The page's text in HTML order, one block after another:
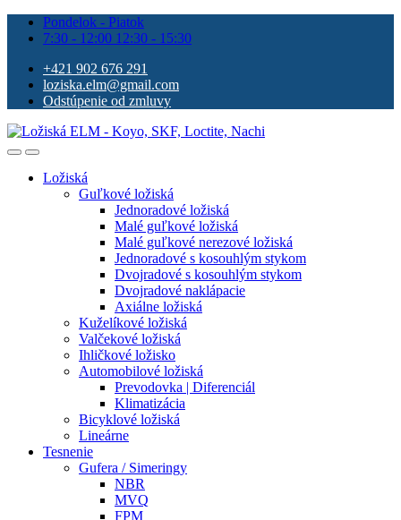
Pondelok - Piatok
7:30 - 12:00 12:30 - 15:30
+421 902 676 291
loziska.elm@gmail.com
Odstúpenie od zmluvy
Ložiská
Guľkové ložiská
Jednoradové ložiská
Malé guľkové ložiská
Malé guľkové nerezové ložiská
Jednoradové s kosouhlým stykom
Dvojradové s kosouhlým stykom
Dvojradové naklápacie
Axiálne ložiská
Kuželíkové ložiská
Valčekové ložiská
Ihličkové ložisko
Automobilové ložiská
Prevodovka | Diferenciál
Klimatizácia
Bicyklové ložiská
Lineárne
Tesnenie
Gufera / Simeringy
NBR
MVQ
FPM